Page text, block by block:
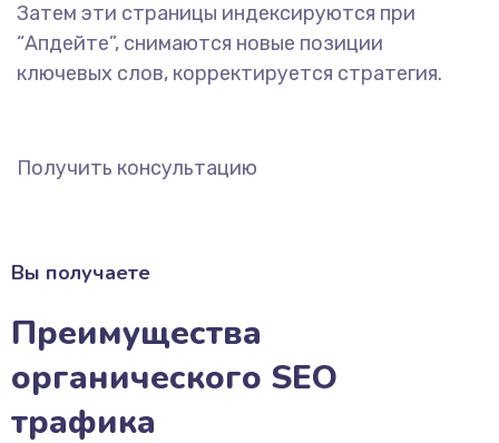
Затем эти страницы индексируются при
“Апдейте”, снимаются новые позиции
ключевых слов, корректируется стратегия.
Получить консультацию
Вы получаете
Преимущества
органического SEO
трафика